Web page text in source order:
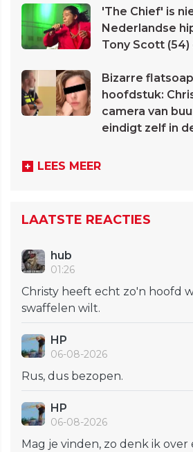
'The Chief' is
Nederlandse
Tony Scott
Bizarre
hoofdstuk:
camera van
eindigt zelf in
LEES MEER
LAATSTE REACTIES
hub
01:26
Christy heeft echt zo'n hoofd
swaffelen wilt.
HP
06-08-2026
Rus, dus bezopen.
HP
06-08-2026
Mag je vinden, zo denk ik over